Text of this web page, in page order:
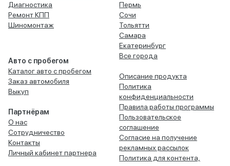
Диагностика
Ремонт КПП
Шиномонтаж
Авто с пробегом
Каталог авто с пробегом
Заказ автомобиля
Выкуп
Партнёрам
О нас
Сотрудничество
Контакты
Личный кабинет партнера
Пермь
Сочи
Тольятти
Самара
Екатеринбург
Все города
Описание продукта
Политика
конфиденциальности
Правила работы программы
Пользовательское
соглашение
Согласие на получение
рекламных рассылок
Политика для контента,